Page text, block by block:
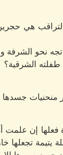
لتراقب هي
نحو
الشرقية؟
منحنيات
فعلها إن
يتيمة تجعلها